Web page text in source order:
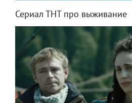
Сериал ТНТ про выживание